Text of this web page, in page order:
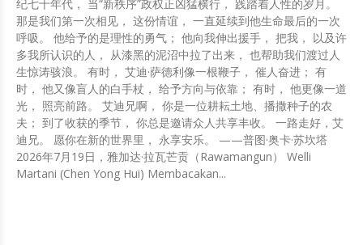
纪七十年代， 当“新秩序”政权正凶猛横行， 践踏着人性的岁月。
那是我们第一次相见， 这份情谊， 一直延续到他生命最后的一次
呼吸。 他给予的是理性的勇气； 他向我伸出援手， 把我， 以及许
多我所认识的人， 从漆黑的泥沼中拉了出来， 也帮助我们渡过人
生惊涛骇浪。 有时， 艾迪·萨德利像一根鞭子， 催人奋进； 有
时， 他又像盲人的白手杖， 给予方向与依靠； 有时， 他更像一道
光， 照亮前路。 艾迪兄啊， 你是一位耕耘土地、播撒种子的农
夫； 到了收获的季节， 你总是邀请众人共享丰收。 一路走好，艾
迪兄。 愿你在新的世界里， 永享安乐。 ——普图·奥卡·苏坎塔
2026年7月19日，雅加达·拉瓦芒贡（Rawamangun） Welli
Martani (Chen Yong Hui) Membacakan...